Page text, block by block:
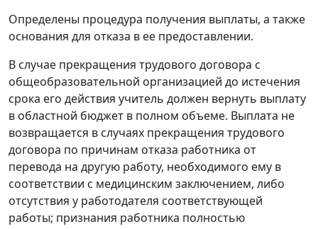
Определены процедура получения выплаты, а также
основания для отказа в ее предоставлении.
В случае прекращения трудового договора с
общеобразовательной организацией до истечения
срока его действия учитель должен вернуть выплату
в областной бюджет в полном объеме. Выплата не
возвращается в случаях прекращения трудового
договора по причинам отказа работника от
перевода на другую работу, необходимого ему в
соответствии с медицинским заключением, либо
отсутствия у работодателя соответствующей
работы; признания работника полностью